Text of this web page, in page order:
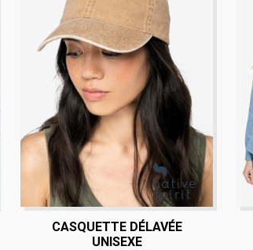
CASQUETTE DÉLAVÉE
UNISEXE